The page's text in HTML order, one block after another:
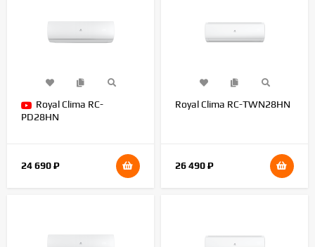
Royal Clima RC-
PD28HN
24 690₽
Royal Clima RC-TWN28HN
26 490₽